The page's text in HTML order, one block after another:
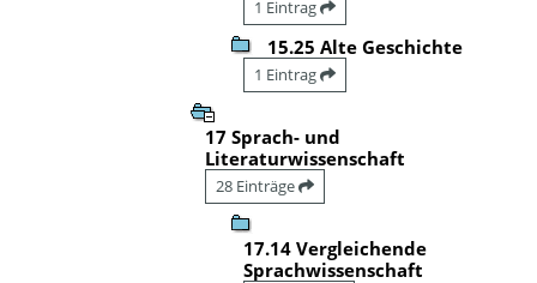
1 Eintrag
15.25 Alte Geschichte
1 Eintrag
17 Sprach- und
Literaturwissenschaft
28 Einträge
17.14 Vergleichende
Sprachwissenschaft